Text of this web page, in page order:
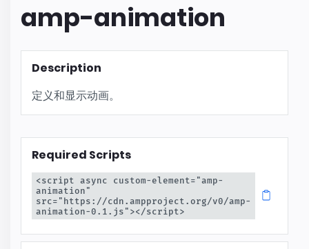
amp-animation
Description
定义和显示动画。
Required Scripts
<script async custom-element="amp-
animation"
src="https://cdn.ampproject.org/v0/amp-
animation-0.1.js"></script>